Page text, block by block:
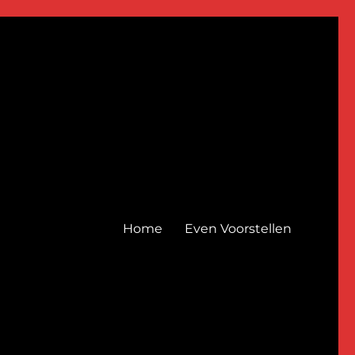
Home Even Voorstellen